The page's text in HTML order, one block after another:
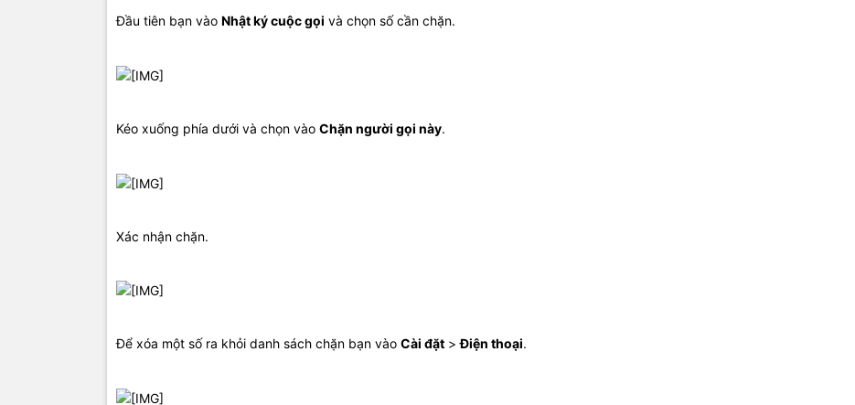
Đầu tiên bạn vào Nhật ký cuộc gọi và chọn số cần chặn.
Kéo xuống phía dưới và chọn vào Chặn người gọi này.
Xác nhận chặn.
Để xóa một số ra khỏi danh sách chặn bạn vào Cài đặt >Điện thoại.